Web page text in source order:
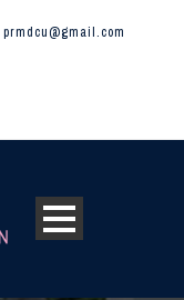
prmdcu@gmail.com